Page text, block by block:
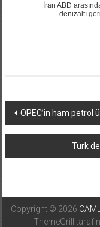
İran ABD
denizaltı
Yazı
dolaşımı
OPEC’in ham petrol
Türk
Copyright © 2026
ThemeGrill